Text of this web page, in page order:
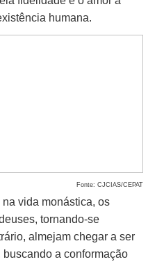
humana.
Fonte: CJCIAS/CEPAT
na vida monástica, os
tornando-se
almejam chegar a ser
buscando a conformação